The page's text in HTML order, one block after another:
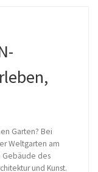
Garten? Bei
Weltgarten am
Gebäude des
und Kunst.